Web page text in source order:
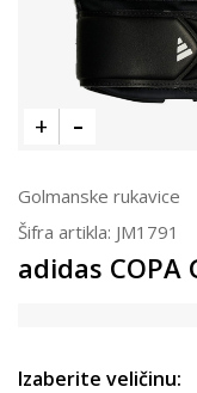
Golmanske rukavice
Šifra artikla: JM1791
adidas COPA
Izaberite veličinu: